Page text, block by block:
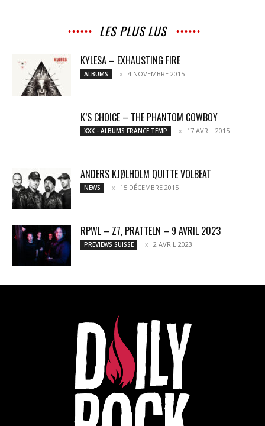
LES PLUS LUS
KYLESA – EXHAUSTING FIRE
ALBUMS 4 NOVEMBRE 2015
K’S CHOICE – THE PHANTOM COWBOY
XXX - ALBUMS FRANCE TEMP 17 AVRIL 2015
ANDERS KJØLHOLM QUITTE VOLBEAT
NEWS 15 DÉCEMBRE 2015
RPWL – Z7, PRATTELN – 9 AVRIL 2023
PREVIEWS SUISSE 2 AVRIL 2023